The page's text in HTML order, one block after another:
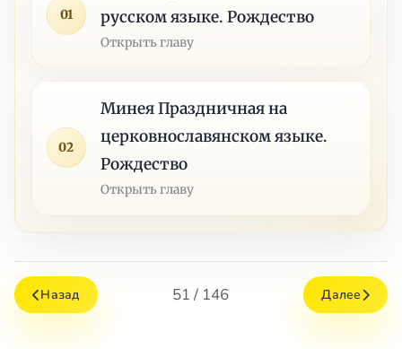
01
русском языке. Рождество
Открыть главу
02
Минея Праздничная на
церковнославянском языке.
Рождество
Открыть главу
Назад 51 / 146 Далее